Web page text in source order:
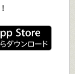
！